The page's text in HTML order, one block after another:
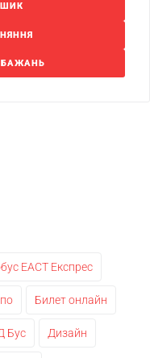
БАЖАНЬ
ЕАСТ Експрес
Билет онлайн
Бус Дизайн